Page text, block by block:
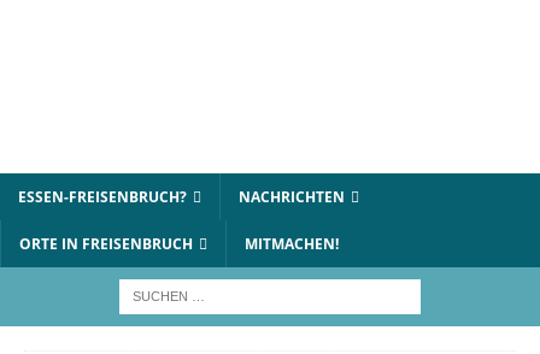
ESSEN-FREISENBRUCH? NACHRICHTEN
ORTE IN FREISENBRUCH MITMACHEN!